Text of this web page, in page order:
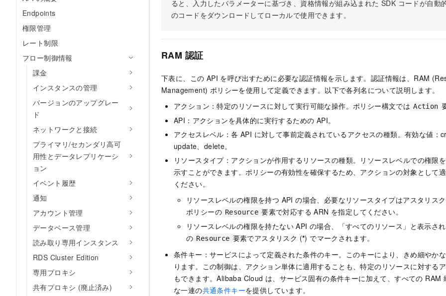
Endpoints
権限管理
レート制限
フロー制御情報
課金
インスタンスの管理
バージョンのアップグレー
ド
ネットワークと接続
プライマリ/セカンダリ高可
用性とデータレプリケーシ
ョン
イベント履歴
通知
アカウント管理
データベース管理
読み取り専用インスタンス
RDS Cluster Edition
専用プロキシ
共有プロキシ (廃止済み)
ると、入力したパラメーターに基づき、資格情報が組み込まれた SDK コードが自動
のコードをダウンロードしてローカルで使用できます。
RAM 認証
下表に、この API を呼び出すために必要な認証情報を示します。認証情報は、RAM
Management) ポリシーを使用して定義できます。以下で各列名について説明します。
アクション：特定のリソースに対して実行可能な操作。ポリシー構文では Action
API：アクションを具体的に実行するための API。
アクセスレベル：各 API に対して事前定義されているアクセスの種類。有効な値：
update、delete。
リソースタイプ：アクションが作用するリソースの種類。リソースレベルでの権限
示すことができます。ポリシーの有効性を確保するため、アクションの対象として
ください。
リソースレベルの権限を持つ API の場合、必要なリソースタイプはアスタリス
ポリシーの Resource 要素で対応する ARN を指定してください。
リソースレベルの権限を持たない API の場合、「すべてのリソース」と表示さ
の Resource 要素でアスタリスク (*) でマークされます。
条件キー：サービスによって定義された条件のキー。このキーにより、きめ細やか
ります。この制御は、アクション単体に適用することも、特定のリソースに対する
もできます。Alibaba Cloud は、サービス固有の条件キーに加えて、すべての RAM
な一連の共通条件キーを提供しています。